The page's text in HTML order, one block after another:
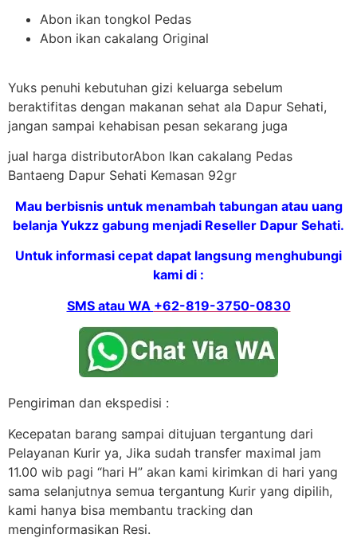
Abon ikan tongkol Pedas
Abon ikan cakalang Original
Yuks penuhi kebutuhan gizi keluarga sebelum
beraktifitas dengan makanan sehat ala Dapur Sehati,
jangan sampai kehabisan pesan sekarang juga
jual harga distributorAbon Ikan cakalang Pedas
Bantaeng Dapur Sehati Kemasan 92gr
Mau berbisnis untuk menambah tabungan atau uang
belanja Yukzz gabung menjadi Reseller Dapur Sehati.
Untuk informasi cepat dapat langsung menghubungi
kami di :
SMS atau WA +62-819-3750-0830
Pengiriman dan ekspedisi :
Kecepatan barang sampai ditujuan tergantung dari
Pelayanan Kurir ya, Jika sudah transfer maximal jam
11.00 wib pagi “hari H” akan kami kirimkan di hari yang
sama selanjutnya semua tergantung Kurir yang dipilih,
kami hanya bisa membantu tracking dan
menginformasikan Resi.